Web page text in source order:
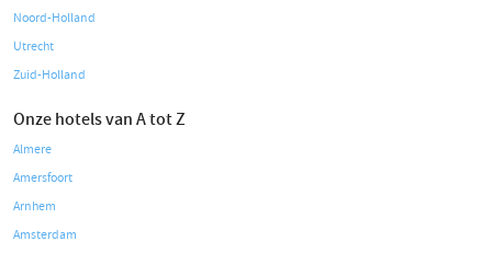
Noord-Holland
Utrecht
Zuid-Holland
Onze hotels van A tot Z
Almere
Amersfoort
Arnhem
Amsterdam